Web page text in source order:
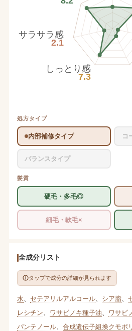
しっとり感
7.3
サラサラ感
2.1
処方タイプ
内部補修タイプ コ
バランスタイプ
髪質
硬毛・多毛◎
細毛・軟毛×
全成分リスト
タップで成分の詳細が見られます
水 セテアリルアルコール、 シア脂、
レシチン
ワサビノキ種子油 ワサビ
パンテノール、 合成遺伝子組換クモポ